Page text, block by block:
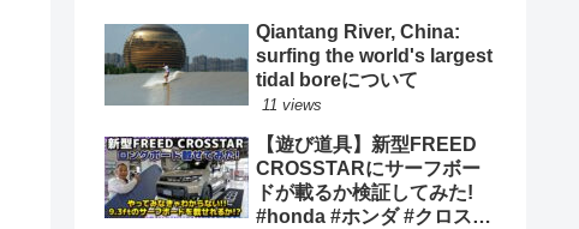
Qiantang River, China:
surfing the world's largest
tidal boreについて
11 views
【遊び道具】新型FREED
CROSSTARにサーフボー
ドが載るか検証してみた!
#honda #ホンダ #クロスタ